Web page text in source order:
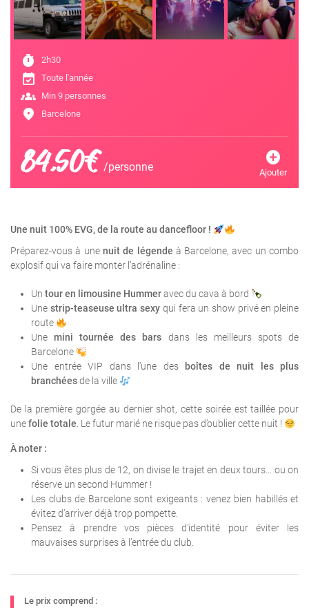
timer 2h30
event_available Toute l'année
groups Min 9 personnes
location_on Barcelone
84,50€/personne add_circle
Ajouter
Une nuit 100% EVG, de la route au dancefloor !
Préparez-vous à une nuit de légende à Barcelone, avec un combo
explosif qui va faire monter l’adrénaline :
Un tour en limousine Hummeravec du cava à bord
Une strip-teaseuse ultra sexy qui fera un show privé en pleine
route
Unemini tournée des bars dans les meilleurs spots de
Barcelone
Une entrée VIP dans l’une des
boîtes de nuit les plus
branchéesde la ville
De la première gorgée au dernier shot, cette soirée est taillée pour
unefolie totale. Le futur marié ne risque pas d’oublier cette nuit !
À noter :
Si vous êtes plus de 12, on divise le trajet en deux tours… ou on
réserve un second Hummer !
Les clubs de Barcelone sont exigeants : venez bien habillés et
évitez d’arriver déjà trop pompette.
Pensez à prendre vos pièces d’identité pour éviter les
mauvaises surprises à l’entrée du club.
Le prix comprend :